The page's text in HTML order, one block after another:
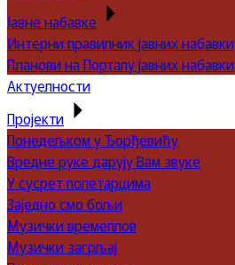
Јавне набавке
Интерни правилник јавних набавки
Планови на Порталу јавних набавки
Актуелности
Пројекти
Понедељком у Ђорђевићу
Вредне руке дарују Вам звуке
У сусрет полетарцима
Заједно смо бољи
Музички времеплов
Музички загрљај